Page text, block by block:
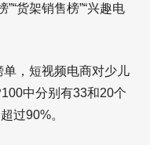
货架销售榜”“兴趣电
，短视频电商对少儿
中分别有33和20个
过90%。